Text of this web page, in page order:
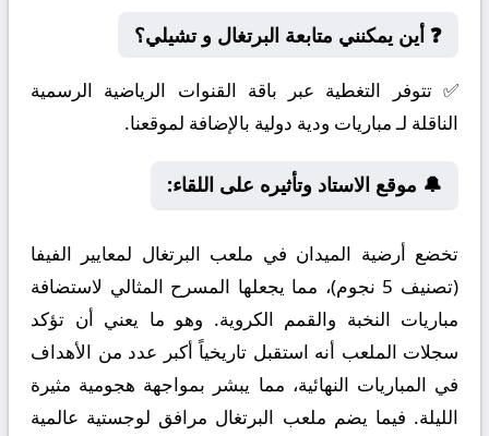
❓ أين يمكنني متابعة البرتغال و تشيلي؟
✅ تتوفر التغطية عبر باقة القنوات الرياضية الرسمية
الناقلة لـ مباريات ودية دولية بالإضافة لموقعنا.
🔔 موقع الاستاد وتأثيره على اللقاء:
تخضع أرضية الميدان في ملعب البرتغال لمعايير الفيفا
(تصنيف 5 نجوم)، مما يجعلها المسرح المثالي لاستضافة
مباريات النخبة والقمم الكروية. وهو ما يعني أن تؤكد
سجلات الملعب أنه استقبل تاريخياً أكبر عدد من الأهداف
في المباريات النهائية، مما يبشر بمواجهة هجومية مثيرة
الليلة. فيما يضم ملعب البرتغال مرافق لوجستية عالمية